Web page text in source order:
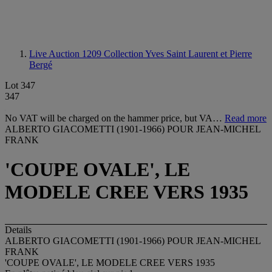
Live Auction 1209 Collection Yves Saint Laurent et Pierre
Bergé
Lot 347
347
No VAT will be charged on the hammer price, but VA… Read more
ALBERTO GIACOMETTI (1901-1966) POUR JEAN-MICHEL
FRANK
'COUPE OVALE', LE
MODELE CREE VERS 1935
Details
ALBERTO GIACOMETTI (1901-1966) POUR JEAN-MICHEL
FRANK
'COUPE OVALE', LE MODELE CREE VERS 1935